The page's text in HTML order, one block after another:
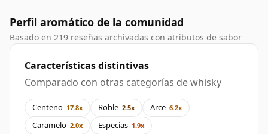
Perfil aromático de la comunidad
Basado en 219 reseñas archivadas con atributos de sabor
Características distintivas
Comparado con otras categorías de whisky
Centeno 17.8x Roble 2.5x Arce 6.2x
Caramelo 2.0x Especias 1.9x